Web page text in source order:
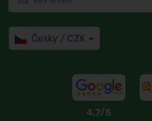
Česky / CZK
4,7/5